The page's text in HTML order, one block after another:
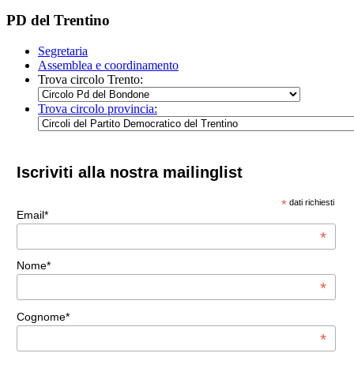
PD del Trentino
Segretaria
Assemblea e coordinamento
Trova circolo Trento:
Trova circolo provincia:
Iscriviti alla nostra mailinglist
* dati richiesti
Email*
*
Nome*
*
Cognome*
*